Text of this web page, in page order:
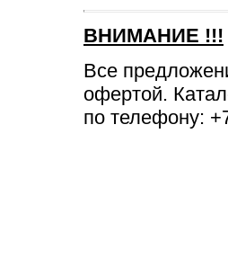
ВНИМАНИЕ !!!
Все
офертой.
по телефону: